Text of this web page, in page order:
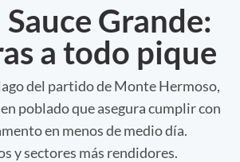
Grande:
a todo pique
del partido de Monte Hermoso,
poblado que asegura cumplir con
en menos de medio día.
y sectores más rendidores.